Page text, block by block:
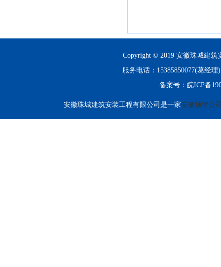
Copyright © 2019 安徽珠城建筑
服务电话：15385850077(葛经
备案号： 皖ICP备
安徽珠城建筑安装工程有限公司是一家安徽顶管公